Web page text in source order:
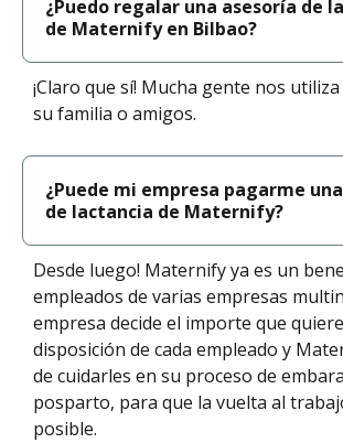
¿Puedo regalar una asesoría de
de Maternify en Bilbao?
¡Claro que sí! Mucha gente nos
su familia o amigos.
¿Puede mi empresa pagarme
de lactancia de Maternify?
Desde luego! Maternify ya es un
empleados de varias empresas
empresa decide el importe que
disposición de cada empleado y
de cuidarles en su proceso de
posparto, para que la vuelta al
posible.